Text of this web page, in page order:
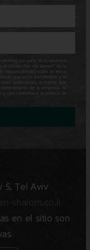
por parte de la empresa
el listado “No me llamen” de la
responsabilidad sobre el envío
que serán transferidos a la
publicitarias, a menos que
de la empresa. Al
y uso conforme a la política de
5, Tel Aviv
en el sitio son